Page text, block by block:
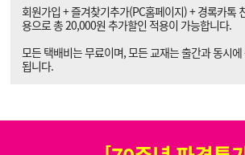
회원가입 + 즐겨찾기추가(PC홈페이지) + 경록카톡
용으로 총 20,000원 추가할인 적용이 가능합니다.
모든 택배비는 무료이며, 모든 교재는 출간과 동시
됩니다.